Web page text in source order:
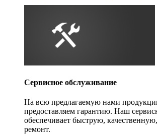
Сервисное обслуживание
На всю предлагаемую нами
предоставляем гарантию. Наш
обеспечивает быструю,
ремонт.